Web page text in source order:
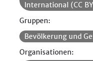
International (CC
Gruppen:
Bevölkerung und
Organisationen: